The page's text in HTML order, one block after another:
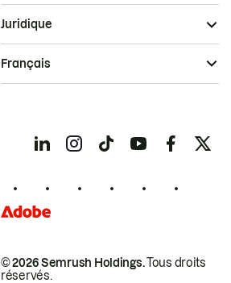
© 2026 Semrush Holdings.Tous droits
réservés.
Juridique
Français